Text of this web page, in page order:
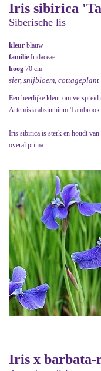
Iris sibirica
Siberische lis
kleur blauw
familie Iridaceae
hoog 70 cm
sier, snijbloem, cottageplant
Een heerlijke kleur om verspreid
Artemisia absinthium
Iris sibirica is sterk en houdt
overal prima.
Iris x